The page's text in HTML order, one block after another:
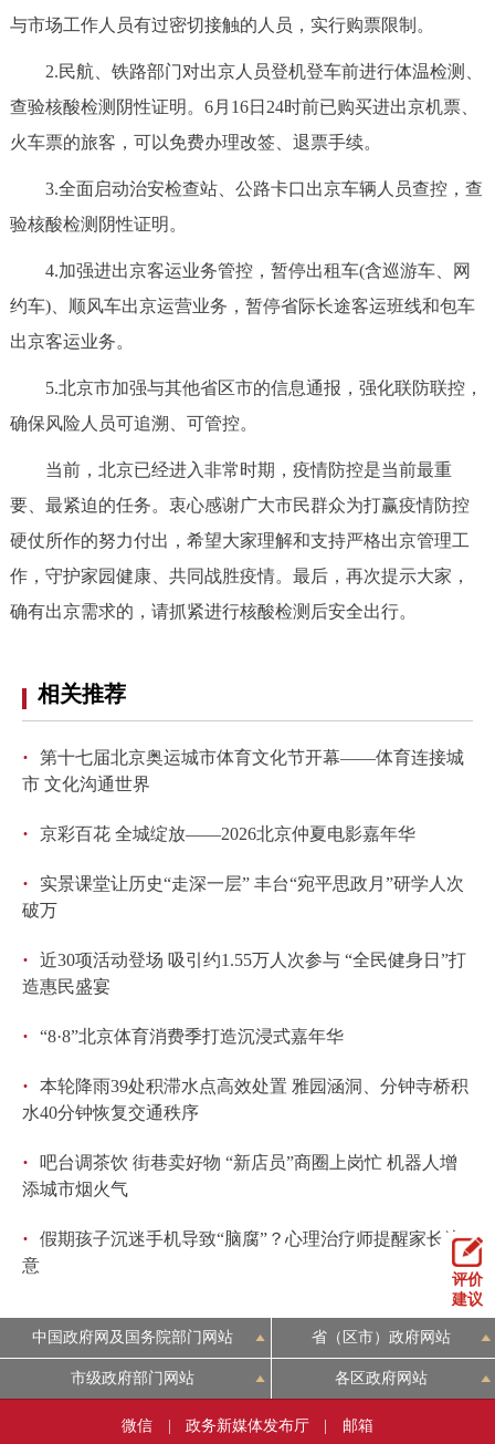
北京概况 十六区概览 人文北京
多语种
ENGLISH 한국어 日本語
DEUTSCH FRANÇAIS РУССКИЙ ЯЗЫК
ESPAÑOL
ITALIANO
回到顶部
与市场工作人员有过密切接触的人员，实行购票限制。
2.民航、铁路部门对出京人员登机登车前进行体温检测、
查验核酸检测阴性证明。6月16日24时前已购买进出京机票、
火车票的旅客，可以免费办理改签、退票手续。
3.全面启动治安检查站、公路卡口出京车辆人员查控，查
验核酸检测阴性证明。
4.加强进出京客运业务管控，暂停出租车(含巡游车、网
约车)、顺风车出京运营业务，暂停省际长途客运班线和包车
出京客运业务。
5.北京市加强与其他省区市的信息通报，强化联防联控，
确保风险人员可追溯、可管控。
当前，北京已经进入非常时期，疫情防控是当前最重
要、最紧迫的任务。衷心感谢广大市民群众为打赢疫情防控
硬仗所作的努力付出，希望大家理解和支持严格出京管理工
作，守护家园健康、共同战胜疫情。最后，再次提示大家，
确有出京需求的，请抓紧进行核酸检测后安全出行。
相关推荐
·
第十七届北京奥运城市体育文化节开幕——体育连接城
市 文化沟通世界
· 京彩百花 全城绽放——2026北京仲夏电影嘉年华
·
实景课堂让历史“走深一层” 丰台“宛平思政月”研学人次
破万
·
近30项活动登场 吸引约1.55万人次参与 “全民健身日”打
造惠民盛宴
· “8·8”北京体育消费季打造沉浸式嘉年华
·
本轮降雨39处积滞水点高效处置 雅园涵洞、分钟寺桥积
水40分钟恢复交通秩序
·
吧台调茶饮 街巷卖好物 “新店员”商圈上岗忙 机器人增
添城市烟火气
·
假期孩子沉迷手机导致“脑腐”？心理治疗师提醒家长注
意
评价
建议
中国政府网及国务院部门网站 省（区市）政府网站
市级政府部门网站 各区政府网站
微信 政务新媒体发布厅 邮箱